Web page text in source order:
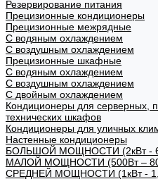
Резервирование питания
Прецизионные кондиционеры
Прецизионные межрядные
С водяным охлаждением
С воздушным охлаждением
Прецизионные шкафные
С водяным охлаждением
С воздушным охлаждением
С двойным охлаждением
Кондиционеры для серверных,
технических шкафов
Кондиционеры для уличных
Настенные кондиционеры
БОЛЬШОЙ МОЩНОСТИ (2кВт -
МАЛОЙ МОЩНОСТИ (500Вт –
СРЕДНЕЙ МОЩНОСТИ (1кВт -